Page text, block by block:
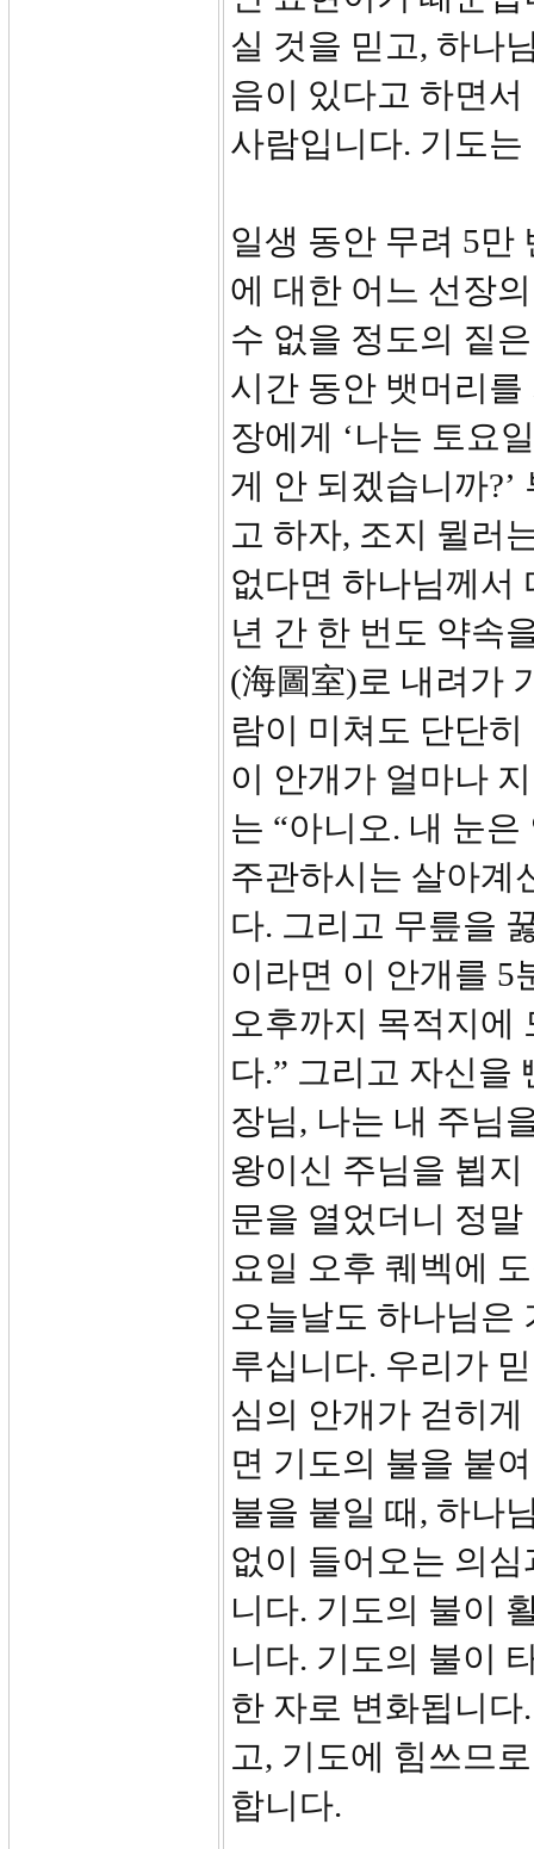
실 것을 믿고, 하나
음이 있다고 하면
사람입니다. 기도
일생 동안 무려 5만
에 대한 어느 선장
수 없을 정도의 짙
시간 동안 뱃머리
장에게 ‘나는 토요
게 안 되겠습니까
고 하자, 조지 뮐러
없다면 하나님께서
년 간 한 번도 약속
(海圖室)로 내려가
람이 미쳐도 단단
이 안개가 얼마나
는 “아니오. 내 눈
주관하시는 살아계
다. 그리고 무릎을
이라면 이 안개를 5
오후까지 목적지에
다.” 그리고 자신을
장님, 나는 내 주님
왕이신 주님을 뵙
문을 열었더니 정
요일 오후 퀘벡에
오늘날도 하나님은
루십니다. 우리가
심의 안개가 걷히
면 기도의 불을 붙
불을 붙일 때, 하나
없이 들어오는 의
니다. 기도의 불이
니다. 기도의 불이
한 자로 변화됩니
고, 기도에 힘쓰므
합니다.